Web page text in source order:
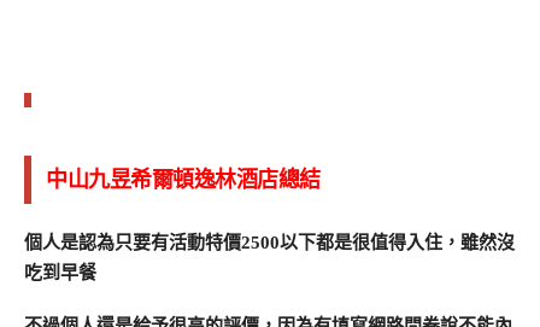
中山九昱希爾頓逸林酒店總結
個人是認為只要有活動特價2500以下都是很值得入住，雖然沒
吃到早餐